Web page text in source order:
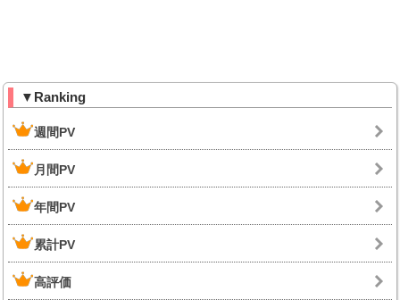
▼Ranking
週間PV
月間PV
年間PV
累計PV
高評価